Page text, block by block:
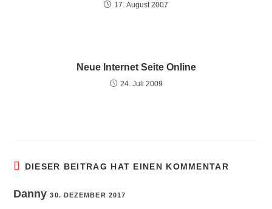
17. August 2007
Neue Internet Seite Online
24. Juli 2009
DIESER BEITRAG HAT EINEN KOMMENTAR
Danny30. DEZEMBER 2017